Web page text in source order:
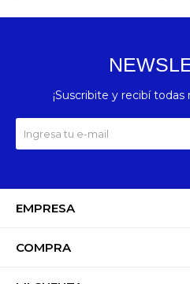
EMPRESA
COMPRA
¡Suscribite y recibí